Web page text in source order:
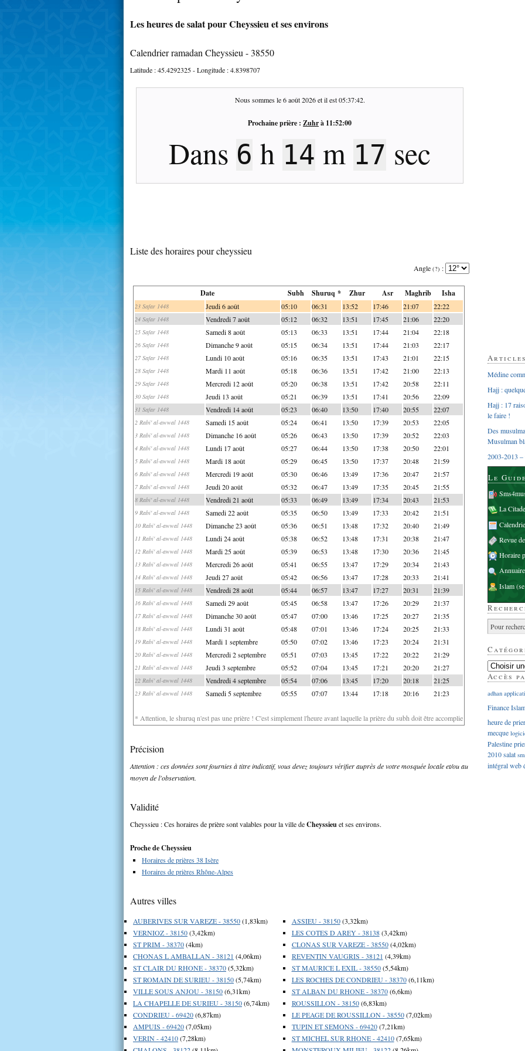
Les heures de salat pour Cheyssieu et ses environs
Calendrier ramadan Cheyssieu - 38550
Latitude :45.4292325- Longitude :4.8398707
Nous sommes le6 août 2026et il est05:37:43.
Prochaine prière : Zuhrà 11:52:00
Dans 6 h 14 m 16 sec
Liste des horaires pour cheyssieu
Angle (?) :
Date Subh Shuruq * Zhur Asr Maghrib Isha
23 Safar 1448 Jeudi 6 août 05:10 06:31 13:52 17:46 21:07 22:22
24 Safar 1448 Vendredi 7 août 05:12 06:32 13:51 17:45 21:06 22:20
25 Safar 1448 Samedi 8 août 05:13 06:33 13:51 17:44 21:04 22:18
26 Safar 1448 Dimanche 9 août 05:15 06:34 13:51 17:44 21:03 22:17
27 Safar 1448 Lundi 10 août 05:16 06:35 13:51 17:43 21:01 22:15
28 Safar 1448 Mardi 11 août 05:18 06:36 13:51 17:42 21:00 22:13
29 Safar 1448 Mercredi 12 août 05:20 06:38 13:51 17:42 20:58 22:11
30 Safar 1448 Jeudi 13 août 05:21 06:39 13:51 17:41 20:56 22:09
31 Safar 1448 Vendredi 14 août 05:23 06:40 13:50 17:40 20:55 22:07
2 Rabi' al-awwal 1448 Samedi 15 août 05:24 06:41 13:50 17:39 20:53 22:05
3 Rabi' al-awwal 1448 Dimanche 16 août 05:26 06:43 13:50 17:39 20:52 22:03
4 Rabi' al-awwal 1448 Lundi 17 août 05:27 06:44 13:50 17:38 20:50 22:01
5 Rabi' al-awwal 1448 Mardi 18 août 05:29 06:45 13:50 17:37 20:48 21:59
6 Rabi' al-awwal 1448 Mercredi 19 août 05:30 06:46 13:49 17:36 20:47 21:57
7 Rabi' al-awwal 1448 Jeudi 20 août 05:32 06:47 13:49 17:35 20:45 21:55
8 Rabi' al-awwal 1448 Vendredi 21 août 05:33 06:49 13:49 17:34 20:43 21:53
9 Rabi' al-awwal 1448 Samedi 22 août 05:35 06:50 13:49 17:33 20:42 21:51
10 Rabi' al-awwal 1448 Dimanche 23 août 05:36 06:51 13:48 17:32 20:40 21:49
11 Rabi' al-awwal 1448 Lundi 24 août 05:38 06:52 13:48 17:31 20:38 21:47
12 Rabi' al-awwal 1448 Mardi 25 août 05:39 06:53 13:48 17:30 20:36 21:45
13 Rabi' al-awwal 1448 Mercredi 26 août 05:41 06:55 13:47 17:29 20:34 21:43
14 Rabi' al-awwal 1448 Jeudi 27 août 05:42 06:56 13:47 17:28 20:33 21:41
15 Rabi' al-awwal 1448 Vendredi 28 août 05:44 06:57 13:47 17:27 20:31 21:39
16 Rabi' al-awwal 1448 Samedi 29 août 05:45 06:58 13:47 17:26 20:29 21:37
17 Rabi' al-awwal 1448 Dimanche 30 août 05:47 07:00 13:46 17:25 20:27 21:35
18 Rabi' al-awwal 1448 Lundi 31 août 05:48 07:01 13:46 17:24 20:25 21:33
19 Rabi' al-awwal 1448 Mardi 1 septembre 05:50 07:02 13:46 17:23 20:24 21:31
20 Rabi' al-awwal 1448 Mercredi 2 septembre 05:51 07:03 13:45 17:22 20:22 21:29
21 Rabi' al-awwal 1448 Jeudi 3 septembre 05:52 07:04 13:45 17:21 20:20 21:27
22 Rabi' al-awwal 1448 Vendredi 4 septembre 05:54 07:06 13:45 17:20 20:18 21:25
23 Rabi' al-awwal 1448 Samedi 5 septembre 05:55 07:07 13:44 17:18 20:16 21:23
* Attention, le shuruq n'est pas une prière ! C'est simplement l'heure avant laquelle la prière du subh doit être accomplie
Précision
Attention : ces données sont fournies à titre indicatif, vous devez toujours vérifier auprès de votre mosquée locale et/ou au
moyen de l'observation.
Validité
Cheyssieu : Ces horaires de prière sont valables pour la ville deCheyssieuet ses environs.
Proche de Cheyssieu
Horaires de prières 38 Isère
Horaires de prières Rhône-Alpes
Autres villes
AUBERIVES SUR VAREZE - 38550(1,83km)
VERNIOZ - 38150(3,42km)
ST PRIM - 38370(4km)
CHONAS L AMBALLAN - 38121 (4,06km)
ST CLAIR DU RHONE - 38370(5,32km)
ST ROMAIN DE SURIEU - 38150(5,74km)
VILLE SOUS ANJOU - 38150(6,31km)
LA CHAPELLE DE SURIEU - 38150(6,74km)
CONDRIEU - 69420(6,87km)
AMPUIS - 69420(7,05km)
VERIN - 42410(7,28km)
ASSIEU - 38150(3,32km)
LES COTES D AREY - 38138(3,42km)
CLONAS SUR VAREZE - 38550(4,02km)
REVENTIN VAUGRIS - 38121 (4,39km)
ST MAURICE L EXIL - 38550(5,54km)
LES ROCHES DE CONDRIEU - 38370(6,11km)
ST ALBAN DU RHONE - 38370(6,6km)
ROUSSILLON - 38150(6,83km)
LE PEAGE DE ROUSSILLON - 38550(7,02km)
TUPIN ET SEMONS - 69420(7,21km)
ST MICHEL SUR RHONE - 42410(7,65km)
Médine
Hajj :
Hajj : 17
le faire !
Des
Musulman
2003-2013 –
Le
La
Revue
Horaire
Islam
Accès
adhan
Finance
heure de
mecque
Palestine
2010salat
intégralweb